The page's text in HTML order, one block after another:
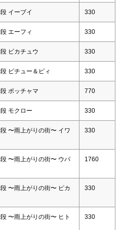
イーブイ 330
エーフィ 330
ピカチュウ 330
ピチュー＆ピィ 330
ポッチャマ 770
モクロー 330
〜雨上がりの街〜 イワ
330
〜雨上がりの街〜 ウパ
1760
〜雨上がりの街〜 ピカ
330
〜雨上がりの街〜 ヒト
330